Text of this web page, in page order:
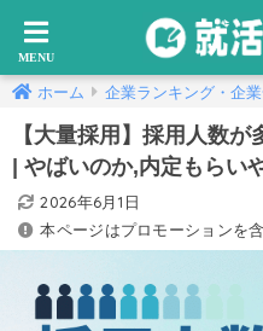
ホーム 企業ランキング・企
【大量採用】採用人数
| やばいのか,内定もらい
2026年6月1日
本ページはプロモーションを